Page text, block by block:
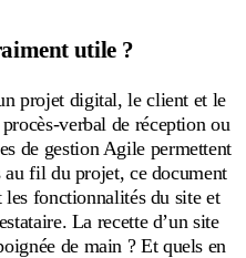
utile ?
projet digital, le client et le
verbal de réception ou
de gestion Agile permettent
fil du projet, ce document
fonctionnalités du site et
La recette d’un site
de main ? Et quels en